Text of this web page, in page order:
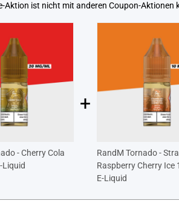
Aktion ist nicht mit anderen Coupon-Aktionen
- Cherry Cola
Liquid
+
RandM Tornado -
Raspberry Cherry Ice
E-Liquid